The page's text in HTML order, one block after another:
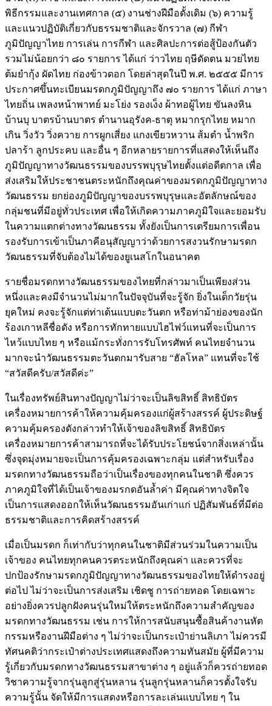
พิธีกรรมและงานเทศกาล (๕) งานช่างฝีมือดั้งเดิม (๖) ความรู้
และแนวปฏิบัติเกี่ยวกับธรรมชาติและจักรวาล (๗) กีฬา
ภูมิปัญญาไทย การเล่น การกีฬา และศิลปะการต่อสู้ป้องกันตัว
รวมไม่น้อยกว่า ๘๐ รายการ ได้แก่ ว่าวไทย ฤษีดัดตน มวยไทย
ต้มยำกุ้ง ผัดไทย ก่องข้าวดอก โดยล่าสุดในปี พ.ศ. ๒๕๕๕ มีการ
ประกาศขึ้นทะเบียนมรดกภูมิปัญญาถึง ๗๐ รายการ ได้แก่ ภาษา
ไทยถิ่น เพลงหน้าพาทย์ มะโย่ง รองเง็ง ผ้าทอผู้ไทย ขันลงหิน
บ้านบุ บาตรบ้านบาตร ตำนานอุรังค-ธาตุ หมากรุกไทย หมาก
เกิน วิ่งวัว วิ่งควาย การผูกเสี่ยง แกงเขียวหวาน ส้มตำ น้ำพริก
ปลาร้า ลูกประคบ และอื่น ๆ อีกหลายรายการที่แสดงให้เห็นถึง
ภูมิปัญญาทางวัฒนธรรมของบรรพบุรุษไทยตั้งแต่อดีตกาล เพื่อ
ส่งเสริมให้ประชาชนตระหนักถึงคุณค่าของมรดกภูมิปัญญาทาง
วัฒนธรรม ยกย่องภูมิปัญญาของบรรพบุรุษและอัตลักษณ์ของ
กลุ่มชนที่มีอยู่ทั่วประเทศ เพื่อให้เกิดความภาคภูมิใจและยอมรับ
ในความแตกต่างทางวัฒนธรรม ทั้งยังเป็นการเตรียมการเพื่อน
รองรับการเข้าเป็นภาคีอนุสัญญาว่าด้วยการสงวนรักษามรดก
วัฒนธรรมที่จับต้องไมได้ของยูเนสโกในอนาคต
รายชื่อมรดกทางวัฒนธรรมของไทยที่กล่าวมาเป็นเพียงส่วน
หนึ่งและคงมีจำนวนไม่มากในปัจจุบันที่จะรู้จัก ยิ่งในเด็กวัยรุ่น
ยุคใหม่ คงจะรู้จักแต่ท่าเต้นแบบตะวันตก หรือท่าม้าย่องของนัก
ร้องเกาหลีชื่อดัง หรือการทักทายแบบไฮไฟว์แทนที่จะเป็นการ
ไหว้แบบไทย ๆ หรือแม้กระทั่งการรับโทรศัพท์ คนไทยจำนวน
มากจะนำวัฒนธรรมตะวันตกมารับสาย “ฮัลโหล” แทนที่จะใช้
“สวัสดีครับ/สวัสดีค่ะ”
ในเรื่องทรัพย์สินทางปัญญาไม่ว่าจะเป็นลิขสิทธิ์ สิทธิบัตร
เครื่องหมายการค้าให้ความคุ้มครองแก่ผู้สร้างสรรค์ ผู้ประดิษฐ์
ความคุ้มครองดังกล่าวทำให้เจ้าของลิขสิทธิ์ สิทธิบัตร
เครื่องหมายการค้าสามารถที่จะได้รับประโยชน์จากสิ่งเหล่านั้น
ซึ่งจุดมุ่งหมายจะเป็นการคุ้มครองเฉพาะกลุ่ม แต่สำหรับเรื่อง
มรดกทางวัฒนธรรมถือว่าเป็นเรื่องของทุกคนในชาติ ซึ่งควร
ภาคภูมิใจที่ได้เป็นเจ้าของมรกดอันล้ำค่า มีคุณค่าทางจิตใจ
เป็นการแสดงออกให้เห็นวัฒนธรรมอันเก่าแก่ ปฏิสัมพันธ์ที่มีต่อ
ธรรมชาติและการคิดสร้างสรรค์
เมื่อเป็นมรดก ก็เท่ากับว่าทุกคนในชาติมีส่วนร่วมในความเป็น
เจ้าของ คนไทยทุกคนควรตระหนักถึงคุณค่า และควรที่จะ
ปกป้องรักษามรดกภูมิปัญญาทางวัฒนธรรมของไทยให้ดำรงอยู่
ต่อไป ไม่ว่าจะเป็นการส่งเสริม เชิดชู การถ่ายทอด โดยเฉพาะ
อย่างยิ่งควรปลูกฝังคนรุ่นใหม่ให้ตระหนักถึงความสำคัญของ
มรดกทางวัฒนธรรม เช่น การให้การสนับสนุนซื้อสินค้างานหัต
กรรมหรืองานฝีมือต่าง ๆ ไม่ว่าจะเป็นกระเป๋าย่านลิเภา ไม่ควรมี
ทัศนคติว่ากระเป๋าต่างประเทศแสดงถึงความทันสมัย ผู้ที่มีความ
รู้เกี่ยวกับมรดกทางวัฒนธรรมสาขาต่าง ๆ อยู่แล้วก็ควรถ่ายทอด
วิชาความรู้จากรุ่นลูกสู่รุ่นหลาน รุ่นลูกรุ่นหลานก็ควรตั้งใจรับ
ความรู้นั้น จัดให้มีการแสดงหรือการละเล่นแบบไทย ๆ ใน